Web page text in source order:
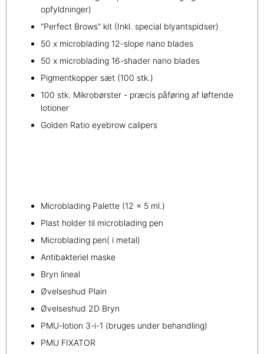
opfyldninger)
"Perfect Brows" kit (Inkl. special blyantspidser)
50 x microblading 12-slope nano blades
50 x microblading 16-shader nano blades
Pigmentkopper sæt (100 stk.)
100 stk. Mikrobørster - præcis påføring af løftende
lotioner
Golden Ratio eyebrow calipers
Microblading Palette (12 x 5 ml.)
Plast holder til microblading pen
Microblading pen( i metal)
Antibakteriel maske
Bryn lineal
Øvelseshud Plain
Øvelseshud 2D Bryn
PMU-lotion 3-i-1 (bruges under behandling)
PMU FIXATOR